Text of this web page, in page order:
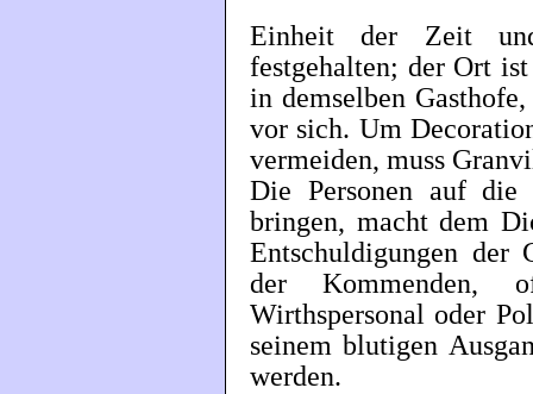
Einheit der Zeit
festgehalten; der Ort
in demselben
vor sich. Um
vermeiden, muss
Die Personen auf
bringen, macht dem
Entschuldigungen der
der
Wirthspersonal oder
seinem blutigen
werden.